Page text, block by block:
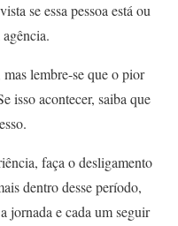
se essa pessoa está ou
lembre-se que o pior
isso acontecer, saiba que
faça o desligamento
dentro desse período,
jornada e cada um seguir